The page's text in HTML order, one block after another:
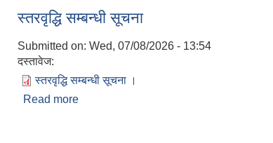
स्तरवृद्धि सम्बन्धी सूचना
Submitted on: Wed, 07/08/2026 - 13:54
दस्तावेज:
स्तरवृद्धि सम्बन्धी सूचना ।
Read more